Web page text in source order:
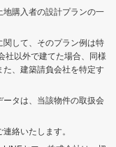
地購入者の設計プランの一
関して、そのプラン例は特
社以外で建てた場合、同様
、建築請負会社を特定す
タは、当該物件の取扱会
絡いたします。